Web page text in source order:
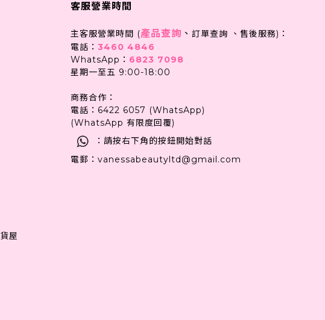
客服營業時間
主客服營業時間 (產品查詢 、 訂單查詢 、售後服務)：
電話： 3460 4846
WhatsApp： 6823 7098
星期一至五 9:00-18:00
商務合作：
電話：6422 6057 (WhatsApp)
(WhatsApp 有限度回覆)
：請按右下角的按鈕開始對話
電郵：vanessabeautyltd@gmail.com
屋